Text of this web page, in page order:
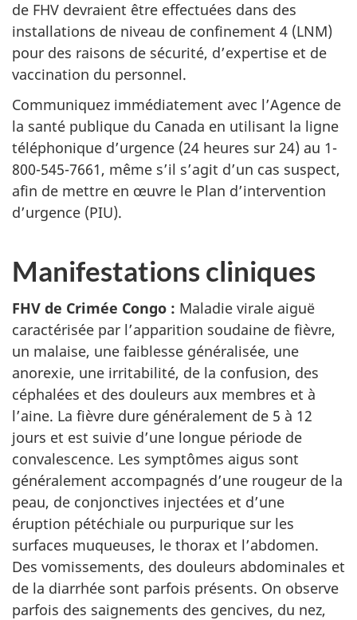
de FHV devraient être effectuées dans des
installations de niveau de confinement 4 (LNM)
pour des raisons de sécurité, d’expertise et de
vaccination du personnel.
Communiquez immédiatement avec l’Agence de
la santé publique du Canada en utilisant la ligne
téléphonique d’urgence (24 heures sur 24) au 1-
800-545-7661, même s’il s’agit d’un cas suspect,
afin de mettre en œuvre le Plan d’intervention
d’urgence (PIU).
Manifestations cliniques
FHV de Crimée Congo : Maladie virale aiguë
caractérisée par l’apparition soudaine de fièvre,
un malaise, une faiblesse généralisée, une
anorexie, une irritabilité, de la confusion, des
céphalées et des douleurs aux membres et à
l’aine. La fièvre dure généralement de 5 à 12
jours et est suivie d’une longue période de
convalescence. Les symptômes aigus sont
généralement accompagnés d’une rougeur de la
peau, de conjonctives injectées et d’une
éruption pétéchiale ou purpurique sur les
surfaces muqueuses, le thorax et l’abdomen.
Des vomissements, des douleurs abdominales et
de la diarrhée sont parfois présents. On observe
parfois des saignements des gencives, du nez,